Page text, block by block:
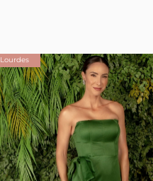
Lourdes